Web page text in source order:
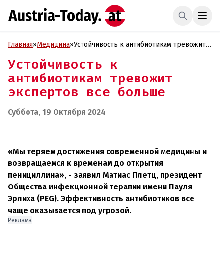
Главная»Медицина»Устойчивость к антибиотикам тревожит
Устойчивость к
антибиотикам тревожит
экспертов все больше
Суббота, 19 Октября 2024
«Мы теряем достижения современной медицины и
возвращаемся к временам до открытия
пенициллина», - заявил Матиас Плетц, президент
Общества инфекционной терапии имени Пауля
Эрлиха (PEG). Эффективность антибиотиков все
чаще оказывается под угрозой.
Реклама